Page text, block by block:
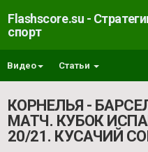
Flashscore.su -
спорт
Видео Статьи
КОРНЕЛЬЯ -
МАТЧ. КУБОК
20/21. КУСАЧИЙ